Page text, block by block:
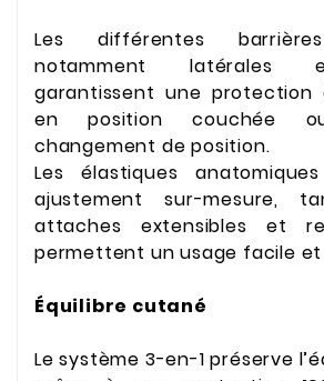
Les différentes
notamment latérales
garantissent une protection
en position couchée
changement de position.
Les élastiques
ajustement sur-mesure,
attaches extensibles et
permettent un usage facile
Équilibre cutané
Le système 3-en-1 préserve